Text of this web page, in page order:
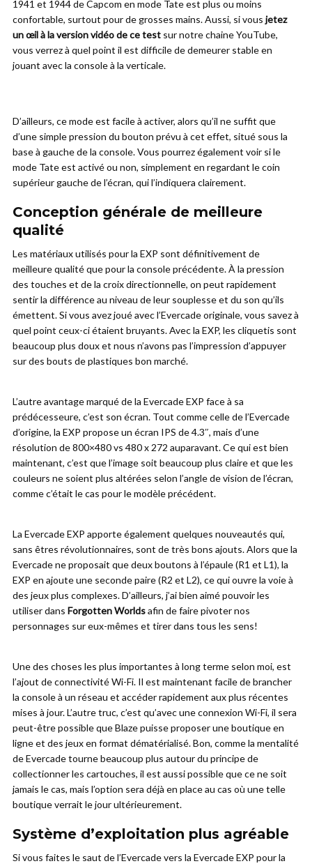
1941 et 1944 de Capcom en mode Tate est plus ou moins
confortable, surtout pour de grosses mains. Aussi, si vous jetez
un œil à la version vidéo de ce test sur notre chaine YouTube,
vous verrez à quel point il est difficile de demeurer stable en
jouant avec la console à la verticale.
D’ailleurs, ce mode est facile à activer, alors qu’il ne suffit que
d’une simple pression du bouton prévu à cet effet, situé sous la
base à gauche de la console. Vous pourrez également voir si le
mode Tate est activé ou non, simplement en regardant le coin
supérieur gauche de l’écran, qui l’indiquera clairement.
Conception générale de meilleure
qualité
Les matériaux utilisés pour la EXP sont définitivement de
meilleure qualité que pour la console précédente. À la pression
des touches et de la croix directionnelle, on peut rapidement
sentir la différence au niveau de leur souplesse et du son qu’ils
émettent. Si vous avez joué avec l’Evercade originale, vous savez à
quel point ceux-ci étaient bruyants. Avec la EXP, les cliquetis sont
beaucoup plus doux et nous n’avons pas l’impression d’appuyer
sur des bouts de plastiques bon marché.
L’autre avantage marqué de la Evercade EXP face à sa
prédécesseure, c’est son écran. Tout comme celle de l’Evercade
d’origine, la EXP propose un écran IPS de 4.3″, mais d’une
résolution de 800×480 vs 480 x 272 auparavant. Ce qui est bien
maintenant, c’est que l’image soit beaucoup plus claire et que les
couleurs ne soient plus altérées selon l’angle de vision de l’écran,
comme c’était le cas pour le modèle précédent.
La Evercade EXP apporte également quelques nouveautés qui,
sans êtres révolutionnaires, sont de très bons ajouts. Alors que la
Evercade ne proposait que deux boutons à l’épaule (R1 et L1), la
EXP en ajoute une seconde paire (R2 et L2), ce qui ouvre la voie à
des jeux plus complexes. D’ailleurs, j’ai bien aimé pouvoir les
utiliser dans Forgotten Worldsafin de faire pivoter nos
personnages sur eux-mêmes et tirer dans tous les sens!
Une des choses les plus importantes à long terme selon moi, est
l’ajout de connectivité Wi-Fi. Il est maintenant facile de brancher
la console à un réseau et accéder rapidement aux plus récentes
mises à jour. L’autre truc, c’est qu’avec une connexion Wi-Fi, il sera
peut-être possible que Blaze puisse proposer une boutique en
ligne et des jeux en format dématérialisé. Bon, comme la mentalité
de Evercade tourne beaucoup plus autour du principe de
collectionner les cartouches, il est aussi possible que ce ne soit
jamais le cas, mais l’option sera déjà en place au cas où une telle
boutique verrait le jour ultérieurement.
Système d’exploitation plus agréable
Si vous faites le saut de l’Evercade vers la Evercade EXP pour la